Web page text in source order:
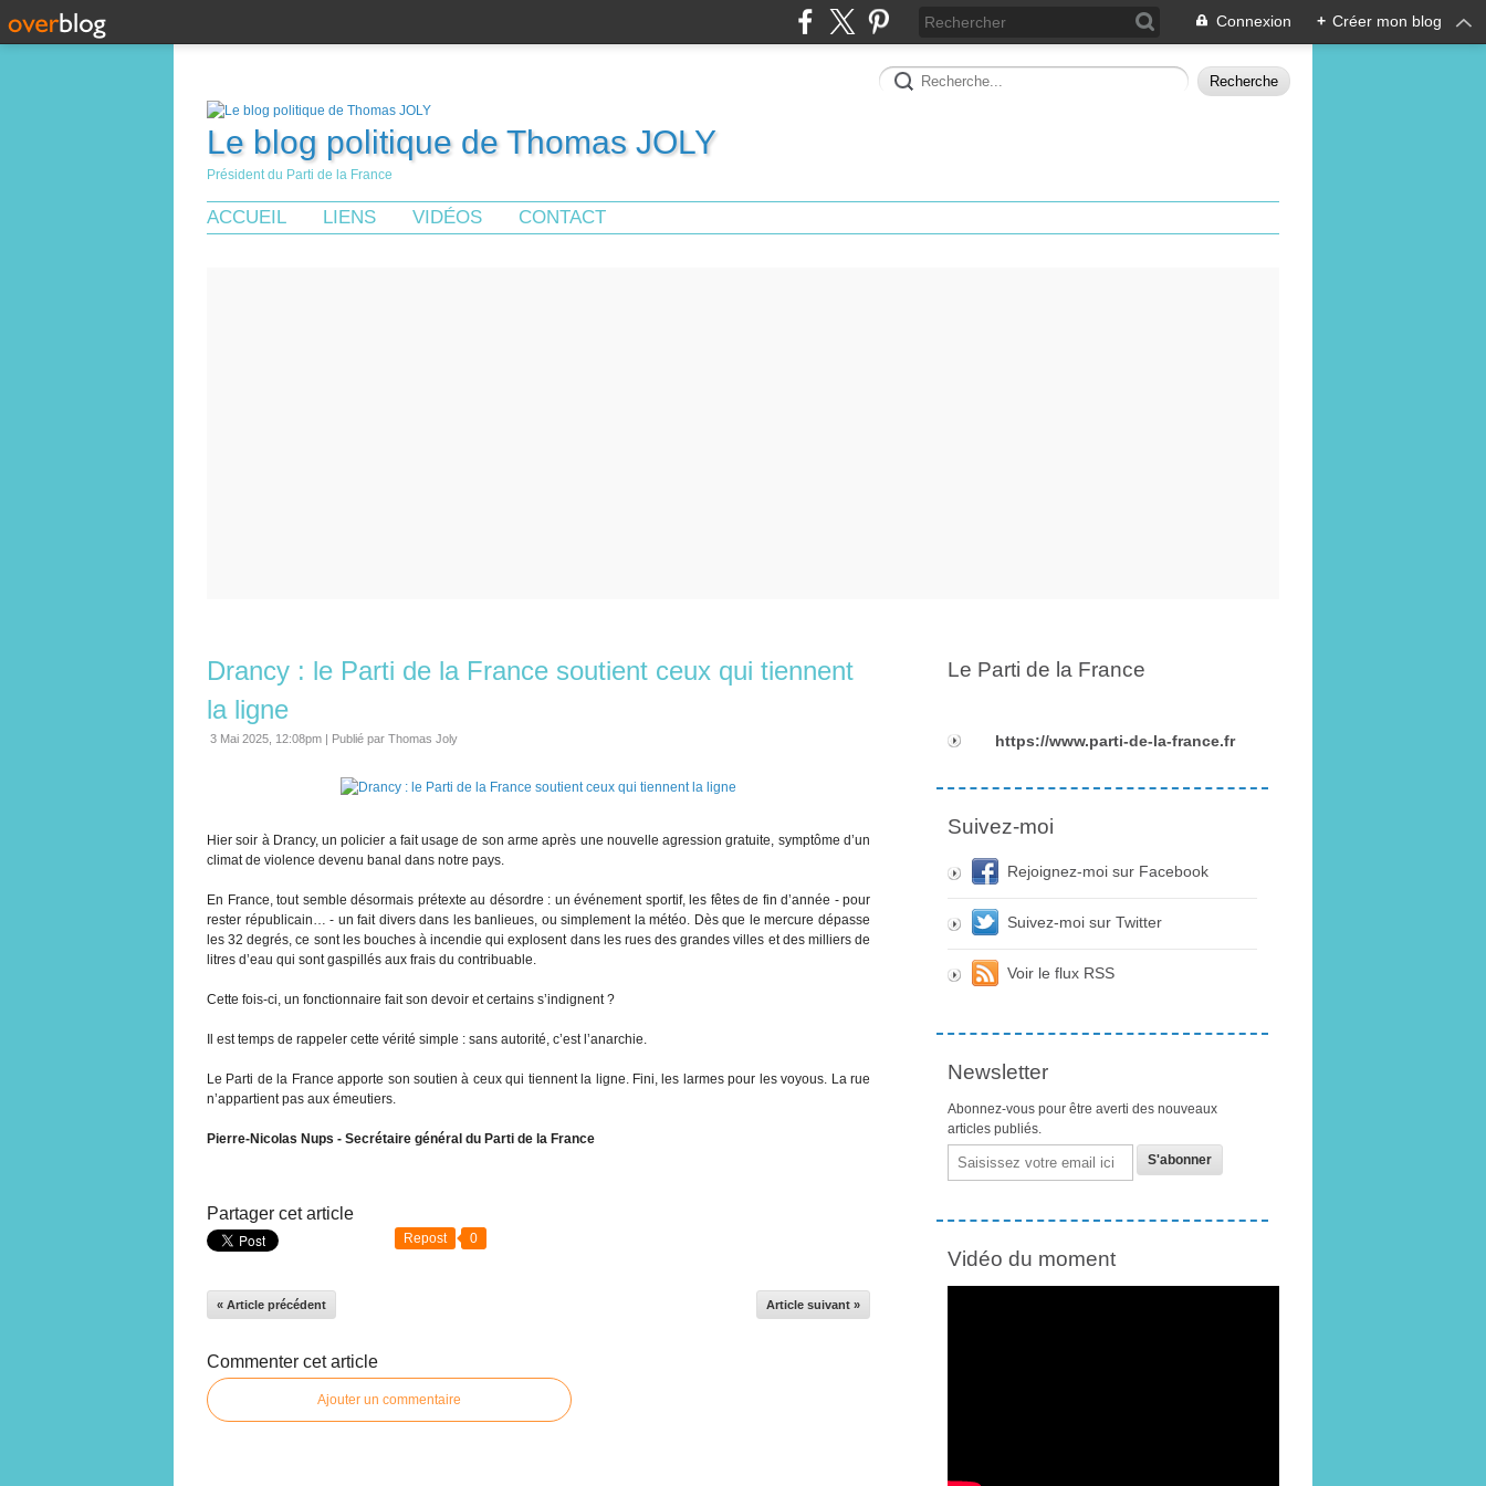
Connexion + Créer mon blog
Le blog politique de Thomas JOLY
Président du Parti de la France
ACCUEIL LIENS VIDÉOS CONTACT
Drancy : le Parti de la France soutient ceux qui tiennent
la ligne
3 Mai 2025, 12:08pm | Publié par Thomas Joly
Hier soir à Drancy, un policier a fait usage de son arme après une nouvelle agression gratuite, symptôme d’un
climat de violence devenu banal dans notre pays.
En France, tout semble désormais prétexte au désordre : un événement sportif, les fêtes de fin d’année - pour
rester républicain… - un fait divers dans les banlieues, ou simplement la météo. Dès que le mercure dépasse
les 32 degrés, ce sont les bouches à incendie qui explosent dans les rues des grandes villes et des milliers de
litres d’eau qui sont gaspillés aux frais du contribuable.
Cette fois-ci, un fonctionnaire fait son devoir et certains s’indignent ?
Il est temps de rappeler cette vérité simple : sans autorité, c’est l’anarchie.
Le Parti de la France apporte son soutien à ceux qui tiennent la ligne. Fini, les larmes pour les voyous. La rue
n’appartient pas aux émeutiers.
Pierre-Nicolas Nups - Secrétaire général du Parti de la France
Partager cet article
Repost 0
« Article précédent Article suivant »
Commenter cet article
Ajouter un commentaire
Le Parti de la France
https://www.parti-de-la-france.fr
Suivez-moi
Rejoignez-moi sur Facebook
Suivez-moi sur Twitter
Voir le flux RSS
Newsletter
Abonnez-vous pour être averti des nouveaux
articles publiés.
Email
Vidéo du moment